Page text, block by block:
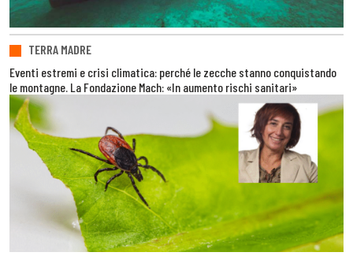
TERRA MADRE
Eventi estremi e crisi climatica: perché le zecche stanno conquistando
le montagne. La Fondazione Mach: «In aumento rischi sanitari»